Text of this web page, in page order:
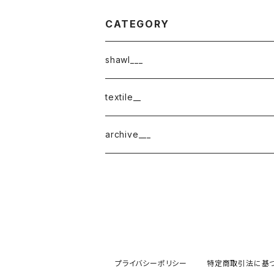
CATEGORY
shawl___
cotton
border
cotton × wool
textile__
織物
archive___
プライバシーポリシー 特定商取引法に基